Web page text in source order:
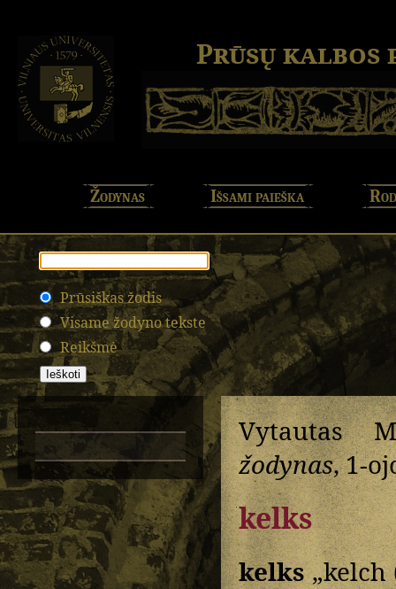
Prūsų kalbos
Žodynas Išsami paieška
Prūsiškas žodis
Visame žodyno tekste
Reikšmė
Vytautas
žodynas, 1-
kelks
kelks„kelch